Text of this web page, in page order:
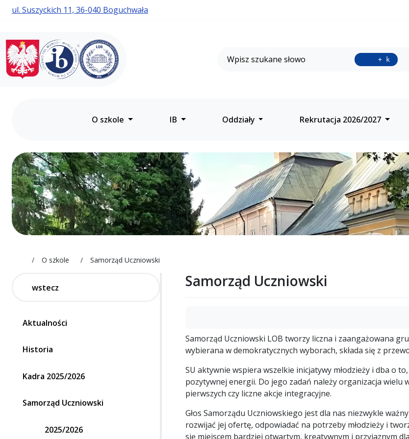
ul. Suszyckich 11, 36-040 Boguchwała
Liceum Ogólnokształcące z Oddziałami
Liceum Ogólnokształcące
z Oddziałami
Dwujęzycznymi
w Boguchwale
Wyszukiwarka + k
O szkole IB Oddziały Rekrutacja 2026/2027
liceum.boguchwala.pl
O szkole Samorząd Uczniowski
wstecz
Aktualności
Historia
Kadra 2025/2026
Samorząd Uczniowski
2025/2026
Samorząd Uczniowski
Samorząd Uczniowski LOB tworzy liczna i zaangażowana
wybierana w demokratycznych wyborach, składa się z
SU aktywnie wspiera wszelkie inicjatywy młodzieży i dba o
pozytywnej energii. Do jego zadań należy organizacja
pierwszych czy liczne akcje integracyjne.
Głos Samorządu Uczniowskiego jest dla nas niezwykle
rozwijać jej ofertę, odpowiadać na potrzeby młodzieży i
się miejscem bardziej otwartym, kreatywnym i przyjaznym